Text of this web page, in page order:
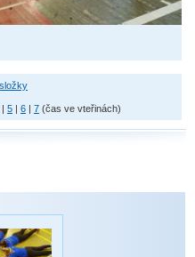
5 6 7 (čas ve vteřinách)